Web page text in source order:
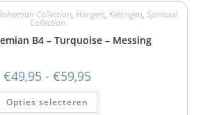
Collection, Hangers, Kettingen, Spiritual
Collection
B4 – Turquoise – Messing
€49,95 - €59,95
Opties selecteren